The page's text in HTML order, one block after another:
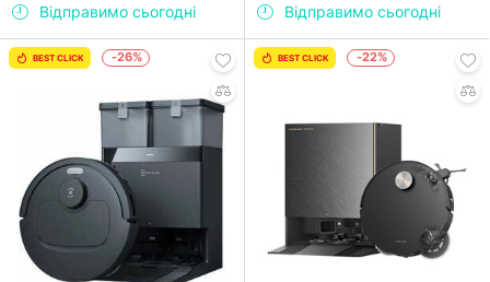
Відправимо сьогодні
Відправимо сьогодні
BEST CLICK -26% BEST CLICK -22%